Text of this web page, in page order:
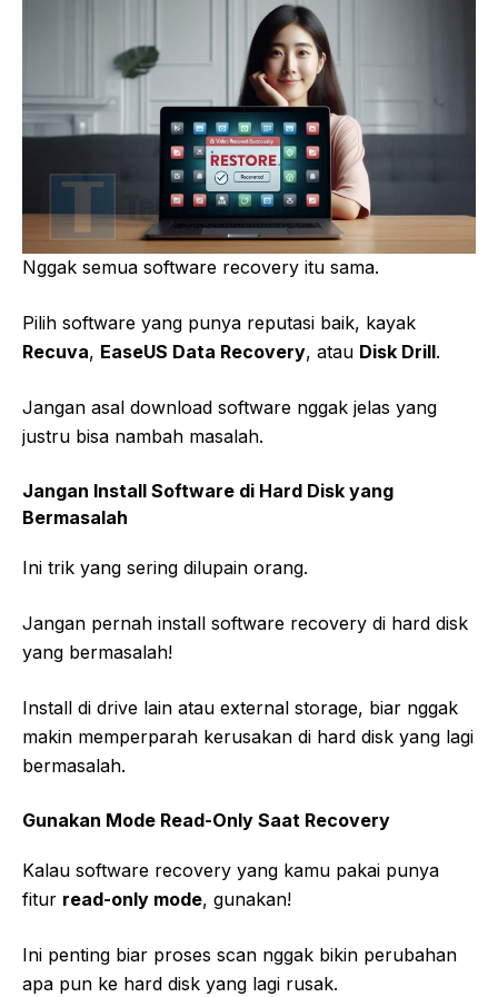
Nggak semua software recovery itu sama.
Pilih software yang punya reputasi baik, kayak
Recuva, EaseUS Data Recovery, atau Disk Drill.
Jangan asal download software nggak jelas yang
justru bisa nambah masalah.
Jangan Install Software di Hard Disk yang
Bermasalah
Ini trik yang sering dilupain orang.
Jangan pernah install software recovery di hard disk
yang bermasalah!
Install di drive lain atau external storage, biar nggak
makin memperparah kerusakan di hard disk yang lagi
bermasalah.
Gunakan Mode Read-Only Saat Recovery
Kalau software recovery yang kamu pakai punya
fitur read-only mode, gunakan!
Ini penting biar proses scan nggak bikin perubahan
apa pun ke hard disk yang lagi rusak.